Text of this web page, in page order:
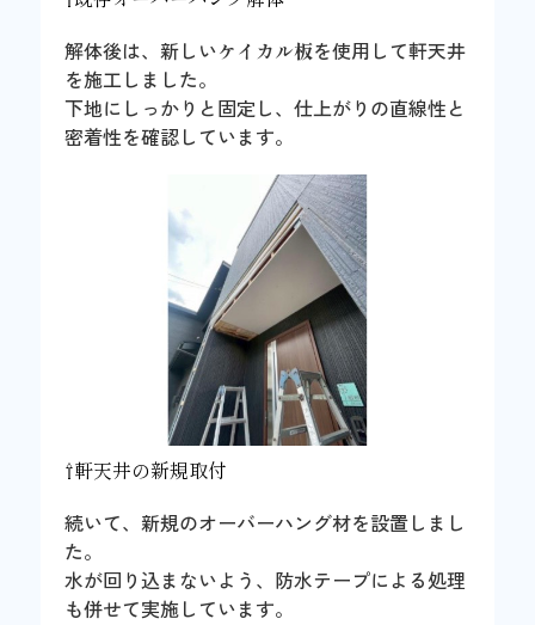
解体後は、新しいケイカル板を使用して軒天井
を施工しました。
下地にしっかりと固定し、仕上がりの直線性と
密着性を確認しています。
⇧軒天井の新規取付
続いて、新規のオーバーハング材を設置しまし
た。
水が回り込まないよう、防水テープによる処理
も併せて実施しています。